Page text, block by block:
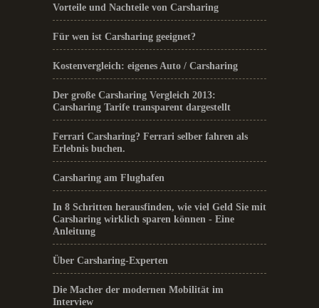
Vorteile und Nachteile von Carsharing
Für wen ist Carsharing geeignet?
Kostenvergleich: eigenes Auto / Carsharing
Der große Carsharing Vergleich 2013:
Carsharing Tarife transparent dargestellt
Ferrari Carsharing? Ferrari selber fahren als
Erlebnis buchen.
Carsharing am Flughafen
In 8 Schritten herausfinden, wie viel Geld Sie mit
Carsharing wirklich sparen können - Eine
Anleitung
Über Carsharing-Experten
Die Macher der modernen Mobilität im
Interview